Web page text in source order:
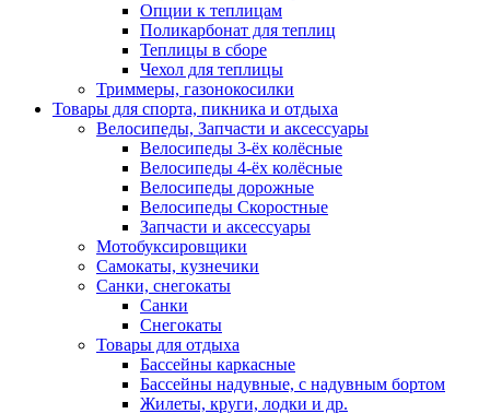
Опции к теплицам
Поликарбонат для теплиц
Теплицы в сборе
Чехол для теплицы
Триммеры, газонокосилки
Товары для спорта, пикника и отдыха
Велосипеды, Запчасти и аксессуары
Велосипеды 3-ёх колёсные
Велосипеды 4-ёх колёсные
Велосипеды дорожные
Велосипеды Скоростные
Запчасти и аксессуары
Мотобуксировщики
Самокаты, кузнечики
Санки, снегокаты
Санки
Снегокаты
Товары для отдыха
Бассейны каркасные
Бассейны надувные, с надувным бортом
Жилеты, круги, лодки и др.